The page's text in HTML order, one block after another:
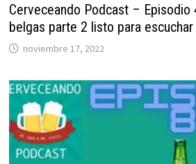
Cerveceando Podcast –
belgas parte 2 listo para escuchar
noviembre 17, 2022